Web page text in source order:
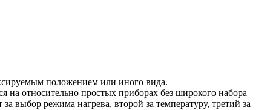
положением или иного вида.
на относительно простых приборах без широкого набора
режима нагрева, второй за температуру, третий за